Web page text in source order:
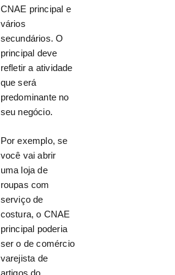
CNAE principal e
vários
secundários. O
principal deve
refletir a atividade
que será
predominante no
seu negócio.
Por exemplo, se
você vai abrir
uma loja de
roupas com
serviço de
costura, o CNAE
principal poderia
ser o de comércio
varejista de
artigos do